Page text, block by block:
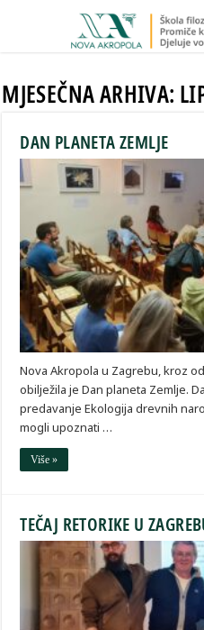
MJESEČNA ARHIVA:
DAN PLANETA ZEMLJE
Nova Akropola u Zagrebu, kroz
obilježila je Dan planeta Zemlje.
predavanje Ekologija drevnih
mogli upoznati …
Više »
TEČAJ RETORIKE U